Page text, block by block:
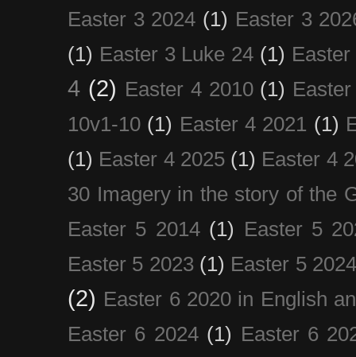
Easter 3 2024 (1) Easter 3
(1) Easter 3 Luke 24 (1)
4 (2) Easter 4 2010 (1)
10v1-10 (1) Easter 4 2021 (1)
(1) Easter 4 2025 (1) Easter 4
30 Imagery in the story of the
Easter 5 2014 (1) Easter 5
Easter 5 2023 (1) Easter 5
(2) Easter 6 2020 in English
Easter 6 2024 (1) Easter 6